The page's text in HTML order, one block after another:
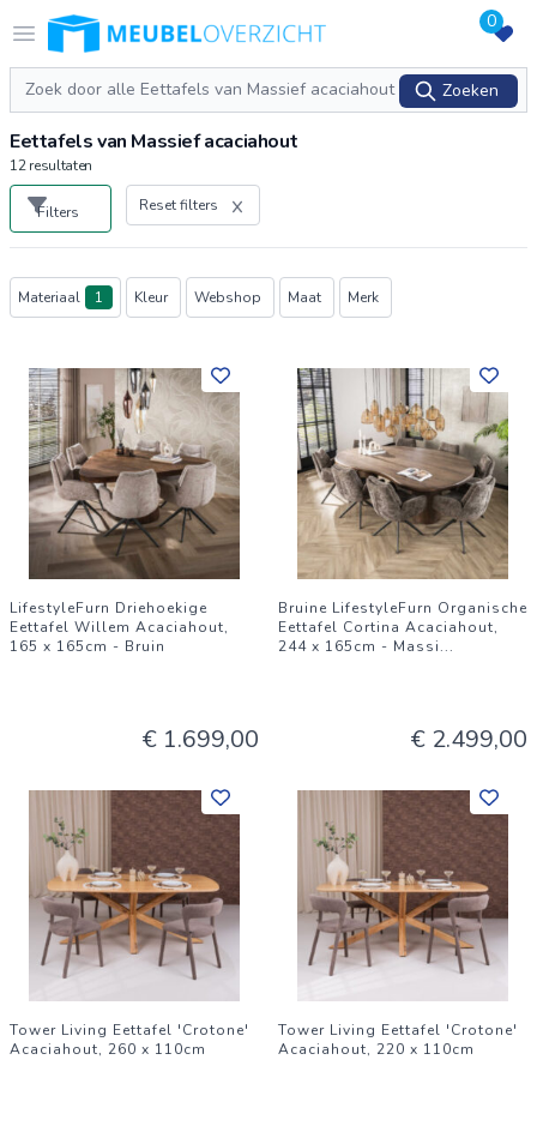
Open menu
Logo Meubeloverzicht.nl 0
Zoeken
Zoeken
Eettafels van Massief acaciahout
12resultaten
Filters Reset filters
Producten
Materiaal 1 Kleur Webshop Maat Merk
LifestyleFurn Driehoekige
Eettafel Willem Acaciahout,
165 x 165cm - Bruin
€ 1.699,00
Bruine LifestyleFurn Organische
Eettafel Cortina Acaciahout,
244 x 165cm - Massi...
€ 2.499,00
Tower Living Eettafel 'Crotone'
Acaciahout, 260 x 110cm
Tower Living Eettafel 'Crotone'
Acaciahout, 220 x 110cm